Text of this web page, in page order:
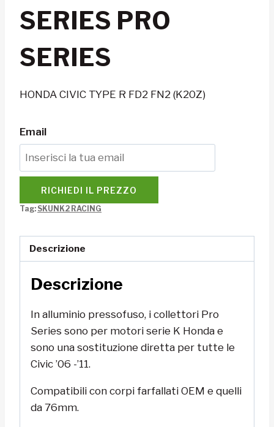
SERIES PRO
SERIES
HONDA CIVIC TYPE R FD2 FN2 (K20Z)
Email
RICHIEDI IL PREZZO
Tag: SKUNK2 RACING
Descrizione
Descrizione
In alluminio pressofuso, i collettori Pro
Series sono per motori serie K Honda e
sono una sostituzione diretta per tutte le
Civic ’06 -’11.
Compatibili con corpi farfallati OEM e quelli
da 76mm.